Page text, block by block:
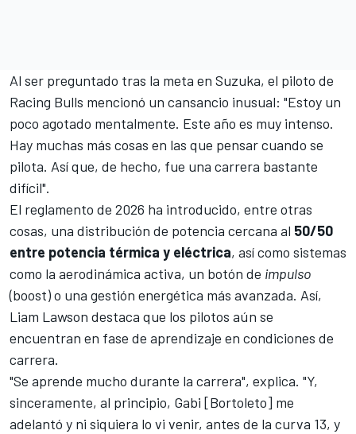
Al ser preguntado tras la meta en Suzuka, el piloto de
Racing Bulls mencionó un cansancio inusual: "Estoy un
poco agotado mentalmente. Este año es muy intenso.
Hay muchas más cosas en las que pensar cuando se
pilota. Así que, de hecho, fue una carrera bastante
difícil".
El reglamento de 2026 ha introducido, entre otras
cosas, una distribución de potencia cercana al 50/50
entre potencia térmica y eléctrica, así como sistemas
como la aerodinámica activa, un botón de impulso
(boost) o una gestión energética más avanzada. Así,
Liam Lawson destaca que los pilotos aún se
encuentran en fase de aprendizaje en condiciones de
carrera.
"Se aprende mucho durante la carrera", explica. "Y,
sinceramente, al principio, Gabi [Bortoleto] me
adelantó y ni siquiera lo vi venir, antes de la curva 13, y